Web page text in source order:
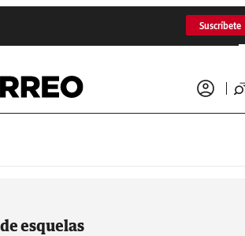
Suscríbete
esquelas